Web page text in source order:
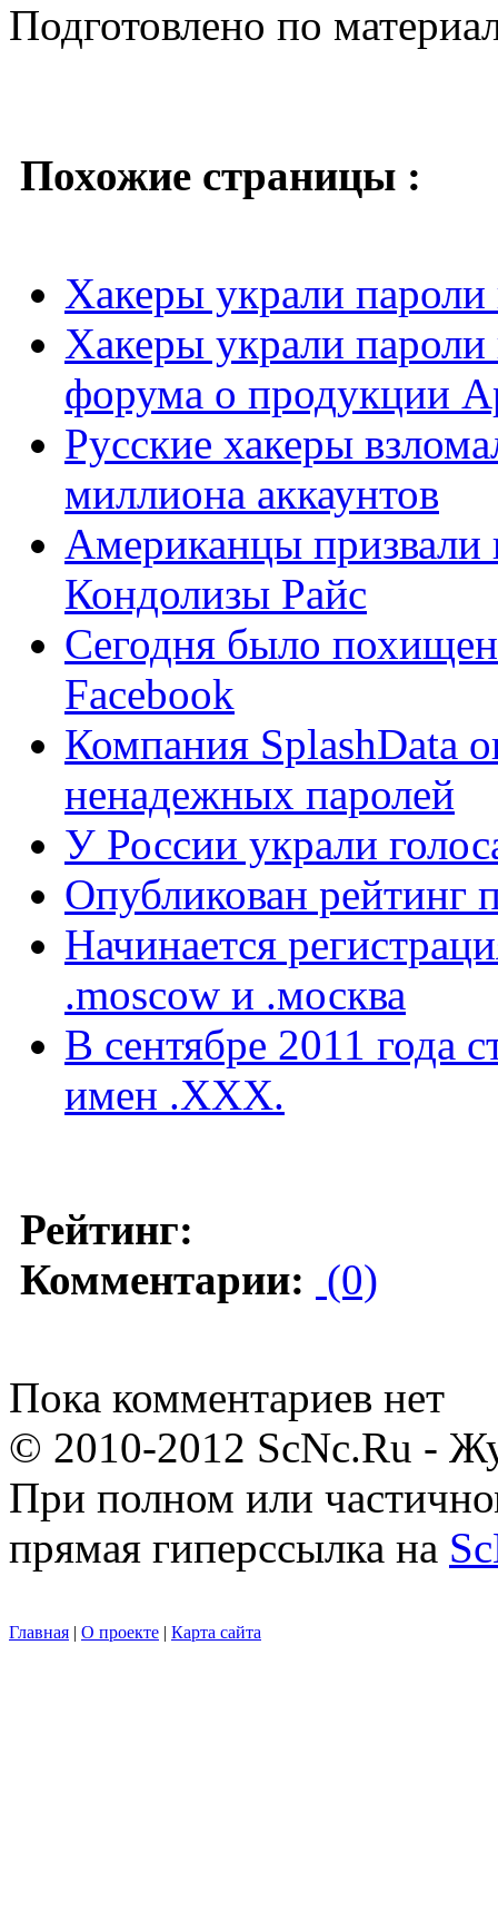
Подготовлено по
Похожие страницы :
Хакеры украли пароли
Хакеры украли пароли
форума о продукции
Русские хакеры
миллиона аккаунтов
Американцы призвали
Кондолизы Райс
Сегодня было
Facebook
Компания SplashData
ненадежных паролей
У России украли
Опубликован рейтинг
Начинается
.moscow и .москва
В сентябре 2011 года
имен .ХХХ.
Рейтинг:
Комментарии: (0)
Пока комментариев нет
© 2010-2012 ScNc.Ru -
При полном или
прямая гиперссылка на
Главная | О проекте | Карта сайта